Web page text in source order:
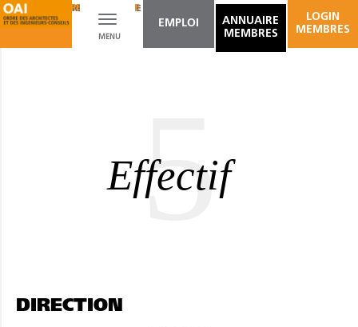
Toggle
navigation
MENU
EMPLOI
ANNUAIRE
MEMBRES
LOGIN
MEMBRES
ARCHITECTURE DU PAYSAGE
5
Effectif
DIRECTION